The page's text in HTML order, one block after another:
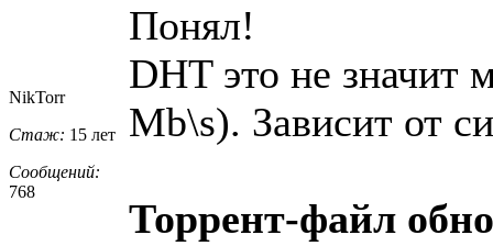
NikTorr
Стаж: 15 лет
Сообщений:
768
Понял!
DHT это не значит
Mb\s). Зависит от
Торрент-файл